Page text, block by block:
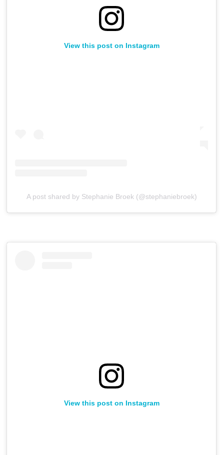
View this post on Instagram
A post shared by Stephanie Broek (@stephaniebroek)
View this post on Instagram